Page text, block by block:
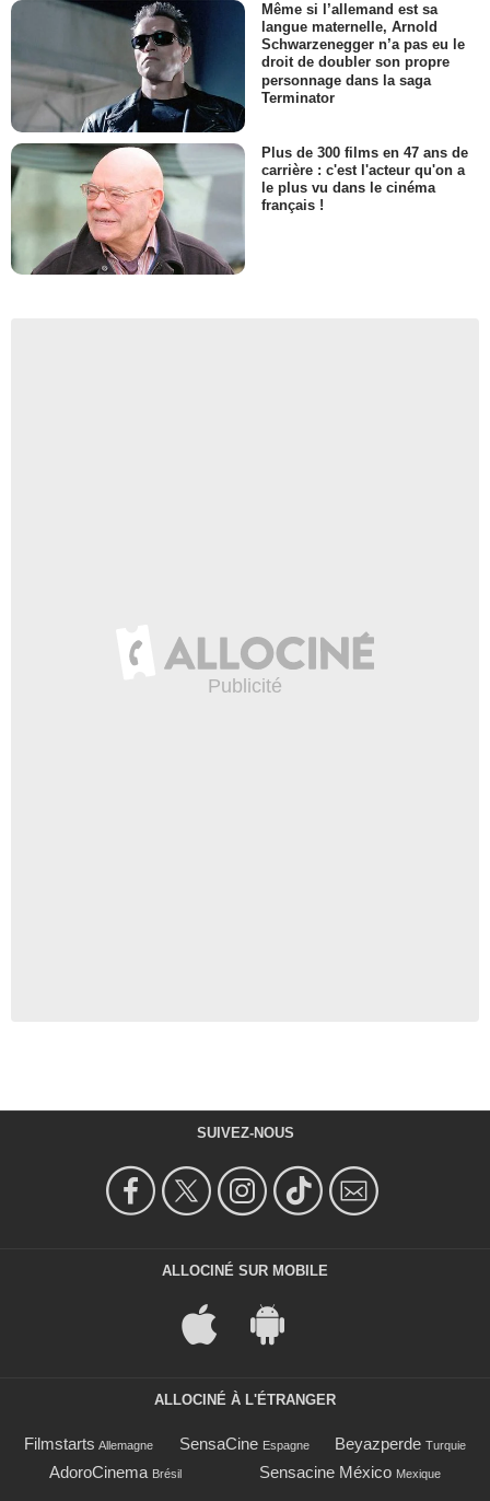
Même si l’allemand est sa
langue maternelle, Arnold
Schwarzenegger n’a pas eu le
droit de doubler son propre
personnage dans la saga
Terminator
Plus de 300 films en 47 ans de
carrière : c'est l'acteur qu'on a
le plus vu dans le cinéma
français !
SUIVEZ-NOUS
ALLOCINÉ SUR MOBILE
ALLOCINÉ À L'ÉTRANGER
Filmstarts Allemagne SensaCine Espagne Beyazperde Turquie
AdoroCinema Brésil Sensacine México Mexique